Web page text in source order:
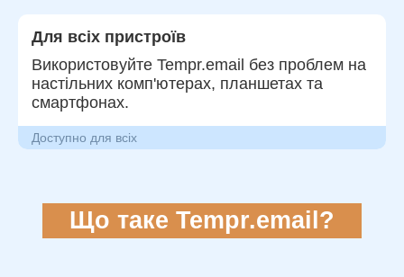
Для всіх пристроїв
Використовуйте Tempr.email без проблем на
настільних комп'ютерах, планшетах та
смартфонах.
Доступно для всіх
Що таке Tempr.email?